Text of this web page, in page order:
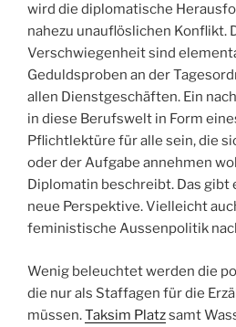
wird die diplomatische
nahezu unauflöslichen Konflikt.
Verschwiegenheit sind
Geduldsproben an der
allen Dienstgeschäften. Ein
in diese Berufswelt in Form
Pflichtlektüre für alle sein, die
oder der Aufgabe annehmen
Diplomatin beschreibt. Das
neue Perspektive. Vielleicht
feministische Aussenpolitik
Wenig beleuchtet werden die
die nur als Staffagen für die
müssen.Taksim Platzsamt